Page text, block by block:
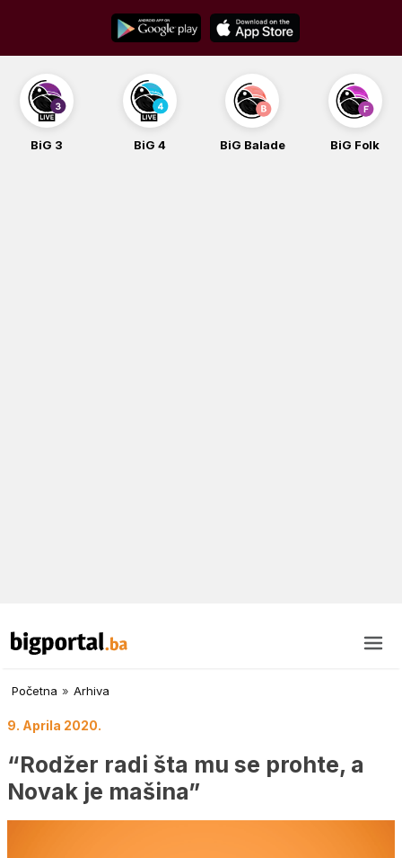
content
BiG 3 BiG 4 BiG Balade BiG Folk
Početna » Arhiva
9. Aprila 2020.
“Rodžer radi šta mu se prohte, a
Novak je mašina”